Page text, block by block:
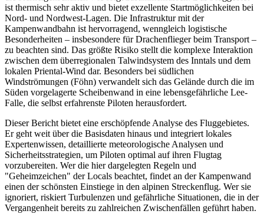
ist thermisch sehr aktiv und bietet exzellente Startmöglichkeiten bei
Nord- und Nordwest-Lagen. Die Infrastruktur mit der
Kampenwandbahn ist hervorragend, wenngleich logistische
Besonderheiten – insbesondere für Drachenflieger beim Transport –
zu beachten sind. Das größte Risiko stellt die komplexe Interaktion
zwischen dem überregionalen Talwindsystem des Inntals und dem
lokalen Priental-Wind dar. Besonders bei südlichen
Windströmungen (Föhn) verwandelt sich das Gelände durch die im
Süden vorgelagerte Scheibenwand in eine lebensgefährliche Lee-
Falle, die selbst erfahrenste Piloten herausfordert.
Dieser Bericht bietet eine erschöpfende Analyse des Fluggebietes.
Er geht weit über die Basisdaten hinaus und integriert lokales
Expertenwissen, detaillierte meteorologische Analysen und
Sicherheitsstrategien, um Piloten optimal auf ihren Flugtag
vorzubereiten. Wer die hier dargelegten Regeln und
"Geheimzeichen" der Locals beachtet, findet an der Kampenwand
einen der schönsten Einstiege in den alpinen Streckenflug. Wer sie
ignoriert, riskiert Turbulenzen und gefährliche Situationen, die in der
Vergangenheit bereits zu zahlreichen Zwischenfällen geführt haben.